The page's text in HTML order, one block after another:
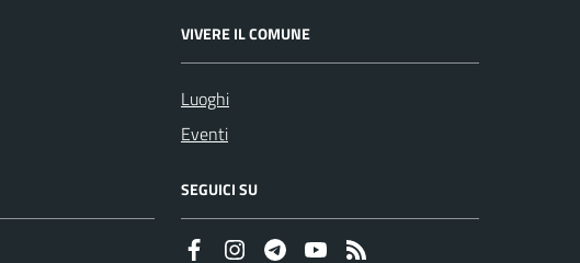
VIVERE IL COMUNE
Luoghi
Eventi
SEGUICI SU